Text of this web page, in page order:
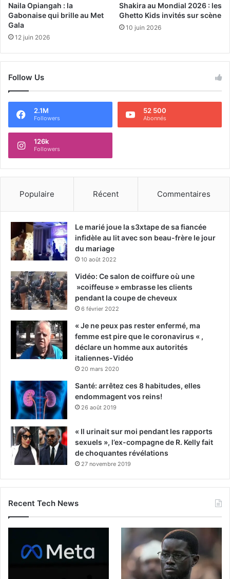
Naila Opiangah : la
Gabonaise qui brille au Met
Gala
12 juin 2026
Shakira au Mondial 2026 : les
Ghetto Kids invités sur scène
10 juin 2026
Follow Us
2.1M
Followers
52 500
Abonnés
126k
Followers
Populaire Récent Commentaires
Le marié joue la s3xtape de sa fiancée
infidèle au lit avec son beau-frère le jour
du mariage
10 août 2022
Vidéo: Ce salon de coiffure où une
»coiffeuse » embrasse les clients
pendant la coupe de cheveux
6 février 2022
« Je ne peux pas rester enfermé, ma
femme est pire que le coronavirus « ,
déclare un homme aux autorités
italiennes-Vidéo
20 mars 2020
Santé: arrêtez ces 8 habitudes, elles
endommagent vos reins!
26 août 2019
« Il urinait sur moi pendant les rapports
sexuels », l’ex-compagne de R. Kelly fait
de choquantes révélations
27 novembre 2019
Recent Tech News